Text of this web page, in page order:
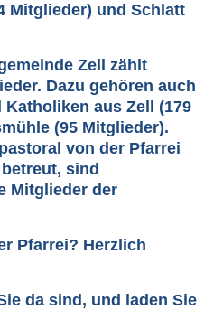
Mitglieder) und Schlatt
Zell
zählt
. Dazu gehören auch
Katholiken aus Zell (179
(95 Mitglieder).
von der Pfarrei
betreut, sind
Mitglieder der
Pfarrei? Herzlich
da sind, und laden Sie